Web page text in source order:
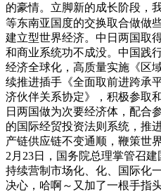
的豪情。立脚新的成长阶段，
等东南亚国度的交换取合做做
建立型世界经济。中日两国取
和商业系统功不成没。中国践
经济全球化，高质量实施《区
续推进插手《全面取前进跨承
济伙伴关系协定》，积极参取
日两国做为次要经济体，配合
的国际经贸投资法则系统，推
产链供应链不变通顺，鞭策世
2月23日，国务院总理掌管召
持续营制市场化、化、国际化
决心，哈啊～又加了一根手指